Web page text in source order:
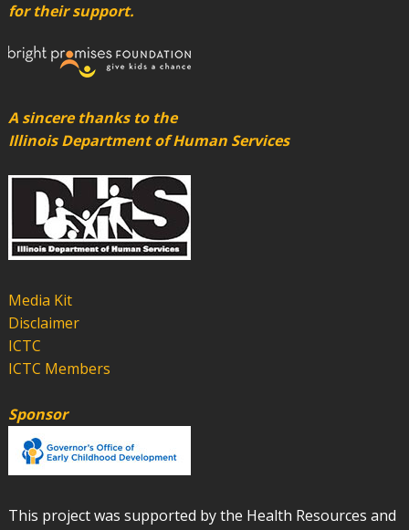
for their support.
A sincere thanks to the
Illinois Department of Human Services
Media Kit
Disclaimer
ICTC
ICTC Members
Sponsor
This project was supported by the Health Resources and